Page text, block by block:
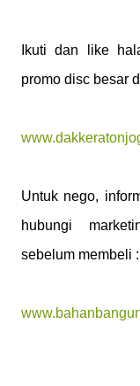
Ikuti dan like
promo disc besar
Untuk nego,
hubungi
sebelum membeli :